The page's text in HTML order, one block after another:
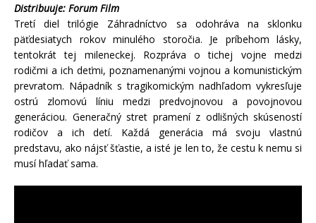
Distribuuje: Forum Film
Tretí diel trilógie Záhradníctvo sa odohráva na sklonku
päťdesiatych rokov minulého storočia. Je príbehom lásky,
tentokrát tej mileneckej. Rozpráva o tichej vojne medzi
rodičmi a ich deťmi, poznamenanými vojnou a komunistickým
prevratom. Nápadník s tragikomickým nadhľadom vykresľuje
ostrú zlomovú líniu medzi predvojnovou a povojnovou
generáciou. Generačný stret pramení z odlišných skúseností
rodičov a ich detí. Každá generácia má svoju vlastnú
predstavu, ako nájsť šťastie, a isté je len to, že cestu k nemu si
musí hľadať sama.